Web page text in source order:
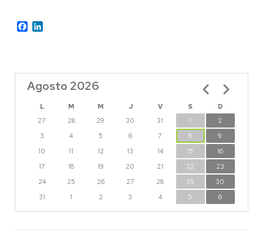
Facebook
Agosto 2026
L M M J V S
D
27
28 29 30 31 1
2
3
4 5 6 7 8
9
10
11 12 13 14 15
16
17
18 19 20 21 22
23
24
25 26 27 28 29
30
31
1 2 3 4 5 6
Paginación